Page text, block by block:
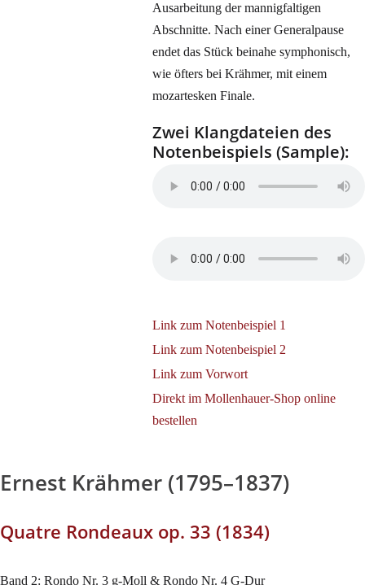
Ausarbeitung der mannigfaltigen
Abschnitte. Nach einer Generalpause
endet das Stück beinahe symphonisch,
wie öfters bei Krähmer, mit einem
mozartesken Finale.
Zwei Klangdateien des
Notenbeispiels (Sample):
Link zum Notenbeispiel 1
Link zum Notenbeispiel 2
Link zum Vorwort
Direkt im Mollenhauer-Shop online
bestellen
Ernest Krähmer (1795–1837)
Quatre Rondeaux op. 33 (1834)
Band 2: Rondo Nr. 3 g-Moll & Rondo Nr. 4 G-Dur